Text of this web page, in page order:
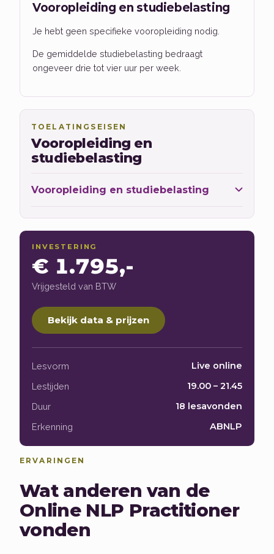
Vooropleiding en studiebelasting
Je hebt geen specifieke vooropleiding nodig.
De gemiddelde studiebelasting bedraagt
ongeveer drie tot vier uur per week.
TOELATINGSEISEN
Vooropleiding en
studiebelasting
Vooropleiding en studiebelasting
INVESTERING
€ 1.795,-
Vrijgesteld van BTW
Bekijk data & prijzen
Lesvorm Live online
Lestijden 19.00 – 21.45
Duur 18 lesavonden
Erkenning ABNLP
ERVARINGEN
Wat anderen van de
Online NLP Practitioner
vonden